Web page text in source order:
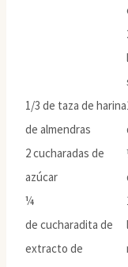
1/3 de taza de harina
de almendras
2 cucharadas de
azúcar
¼
de cucharadita de
extracto de